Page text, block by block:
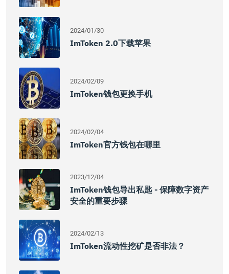
2024/01/30
ImToken 2.0下载苹果
2024/02/09
ImToken钱包更换手机
2024/02/04
ImToken官方钱包在哪里
2023/12/04
ImToken钱包导出私匙 - 保障数字资产
安全的重要步骤
2024/02/13
ImToken流动性挖矿是否非法？